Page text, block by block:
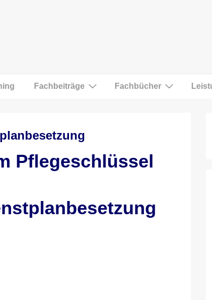
Fachbeiträge Fachbücher
Pflegeschlüssel